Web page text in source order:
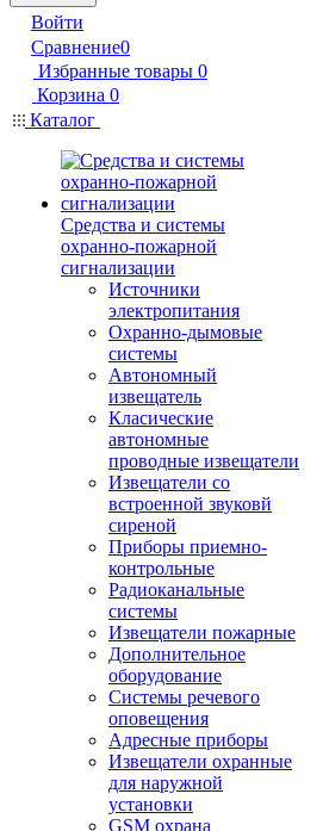
Войти
Сравнение0
Избранные товары 0
Корзина 0
Каталог
Средства и системы
охранно-пожарной
сигнализации
Источники
электропитания
Охранно-дымовые
системы
Автономный
извещатель
Класические
автономные
проводные извещатели
Извещатели со
встроенной звуковй
сиреной
Приборы приемно-
контрольные
Радиоканальные
системы
Извещатели пожарные
Дополнительное
оборудование
Системы речевого
оповещения
Адресные приборы
Извещатели охранные
для наружной
установки
GSM охрана